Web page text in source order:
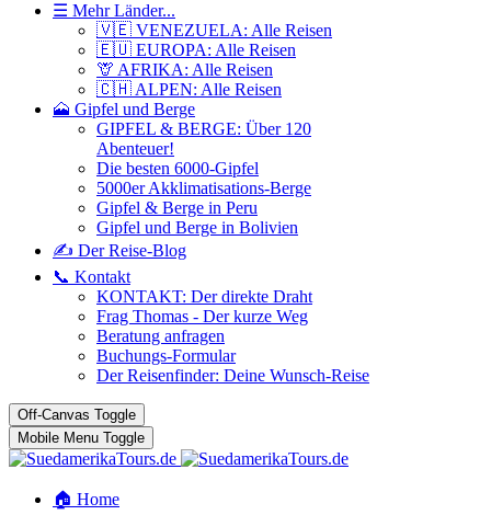
☰ Mehr Länder...
🇻🇪 VENEZUELA: Alle Reisen
🇪🇺 EUROPA: Alle Reisen
🦒 AFRIKA: Alle Reisen
🇨🇭 ALPEN: Alle Reisen
🗻 Gipfel und Berge
GIPFEL & BERGE: Über 120
Abenteuer!
Die besten 6000-Gipfel
5000er Akklimatisations-Berge
Gipfel & Berge in Peru
Gipfel und Berge in Bolivien
✍️ Der Reise-Blog
📞 Kontakt
KONTAKT: Der direkte Draht
Frag Thomas - Der kurze Weg
Beratung anfragen
Buchungs-Formular
Der Reisenfinder: Deine Wunsch-Reise
Off-Canvas Toggle
Mobile Menu Toggle
🏠 Home